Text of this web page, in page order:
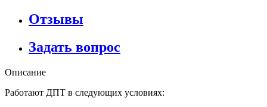
Отзывы
Задать вопрос
Описание
Работают ДПТ в следующих условиях: